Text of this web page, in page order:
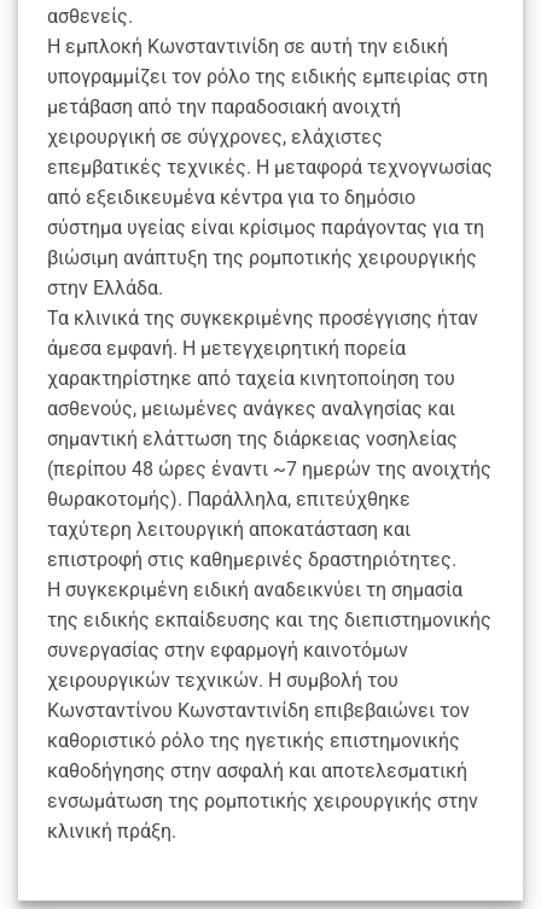
ασθενείς.
Η εμπλοκή Κωνσταντινίδη σε αυτή την ειδική
υπογραμμίζει τον ρόλο της ειδικής εμπειρίας στη
μετάβαση από την παραδοσιακή ανοιχτή
χειρουργική σε σύγχρονες, ελάχιστες
επεμβατικές τεχνικές. Η μεταφορά τεχνογνωσίας
από εξειδικευμένα κέντρα για το δημόσιο
σύστημα υγείας είναι κρίσιμος παράγοντας για τη
βιώσιμη ανάπτυξη της ρομποτικής χειρουργικής
στην Ελλάδα.
Τα κλινικά της συγκεκριμένης προσέγγισης ήταν
άμεσα εμφανή. Η μετεγχειρητική πορεία
χαρακτηρίστηκε από ταχεία κινητοποίηση του
ασθενούς, μειωμένες ανάγκες αναλγησίας και
σημαντική ελάττωση της διάρκειας νοσηλείας
(περίπου 48 ώρες έναντι ~7 ημερών της ανοιχτής
θωρακοτομής). Παράλληλα, επιτεύχθηκε
ταχύτερη λειτουργική αποκατάσταση και
επιστροφή στις καθημερινές δραστηριότητες.
Η συγκεκριμένη ειδική αναδεικνύει τη σημασία
της ειδικής εκπαίδευσης και της διεπιστημονικής
συνεργασίας στην εφαρμογή καινοτόμων
χειρουργικών τεχνικών. Η συμβολή του
Κωνσταντίνου Κωνσταντινίδη επιβεβαιώνει τον
καθοριστικό ρόλο της ηγετικής επιστημονικής
καθοδήγησης στην ασφαλή και αποτελεσματική
ενσωμάτωση της ρομποτικής χειρουργικής στην
κλινική πράξη.